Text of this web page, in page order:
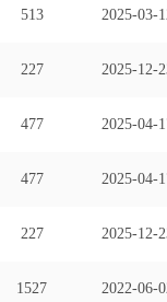
513 2025-03-
227 2025-12-
477 2025-04-
477 2025-04-
227 2025-12-
1527 2022-06-